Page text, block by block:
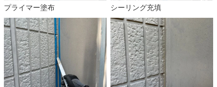
プライマー塗布 シーリング充填